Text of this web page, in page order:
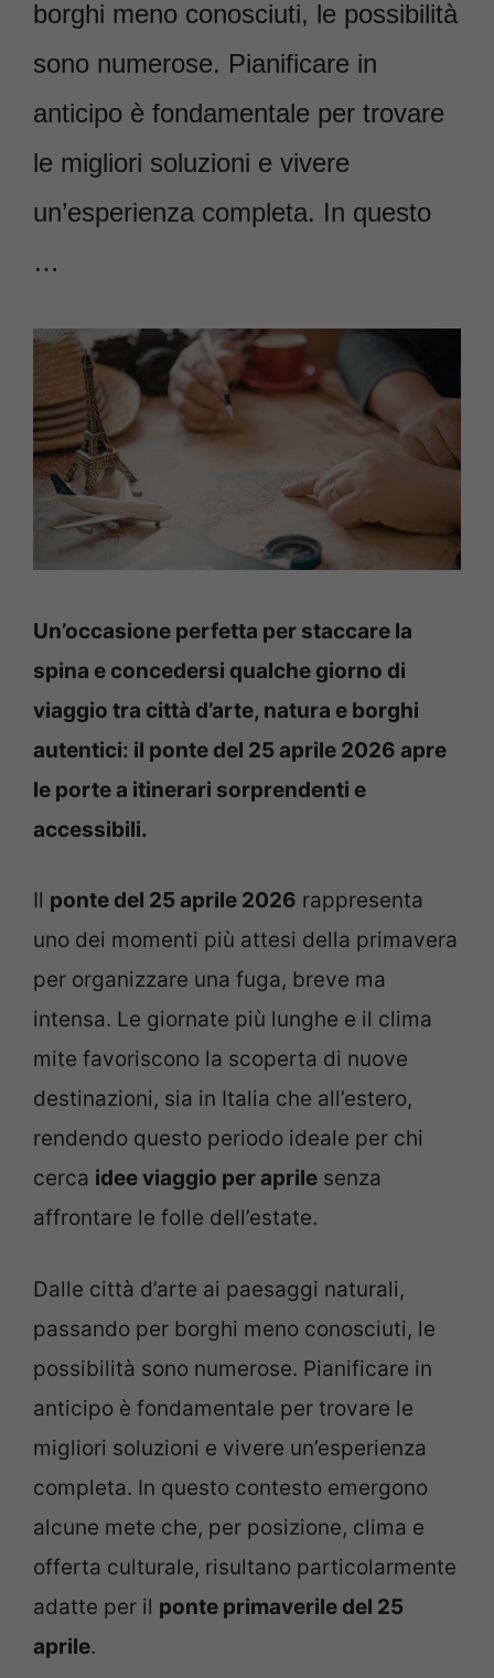
borghi meno conosciuti, le possibilità
sono numerose. Pianificare in
anticipo è fondamentale per trovare
le migliori soluzioni e vivere
un’esperienza completa. In questo
…
Un’occasione perfetta per staccare la
spina e concedersi qualche giorno di
viaggio tra città d’arte, natura e borghi
autentici: il ponte del 25 aprile 2026 apre
le porte a itinerari sorprendenti e
accessibili.
Il ponte del 25 aprile 2026 rappresenta
uno dei momenti più attesi della primavera
per organizzare una fuga, breve ma
intensa. Le giornate più lunghe e il clima
mite favoriscono la scoperta di nuove
destinazioni, sia in Italia che all’estero,
rendendo questo periodo ideale per chi
cerca idee viaggio per aprile senza
affrontare le folle dell’estate.
Dalle città d’arte ai paesaggi naturali,
passando per borghi meno conosciuti, le
possibilità sono numerose. Pianificare in
anticipo è fondamentale per trovare le
migliori soluzioni e vivere un’esperienza
completa. In questo contesto emergono
alcune mete che, per posizione, clima e
offerta culturale, risultano particolarmente
adatte per il ponte primaverile del 25
aprile.